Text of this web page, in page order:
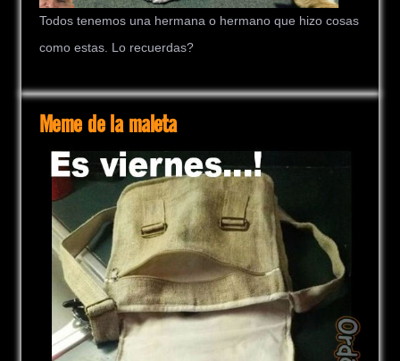
Todos tenemos una hermana o hermano que hizo cosas
como estas. Lo recuerdas?
Meme de la maleta